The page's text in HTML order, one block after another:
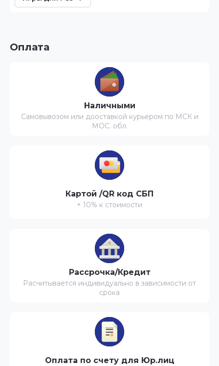
Оплата
Наличными
Самовывозом или дооставкой курьером по МСК и
МОС. обл.
Картой /QR код СБП
+ 10% к стоимости
Рассрочка/Кредит
Расчитывается индивидуально в зависимости от
срока
Оплата по счету для Юр.лиц